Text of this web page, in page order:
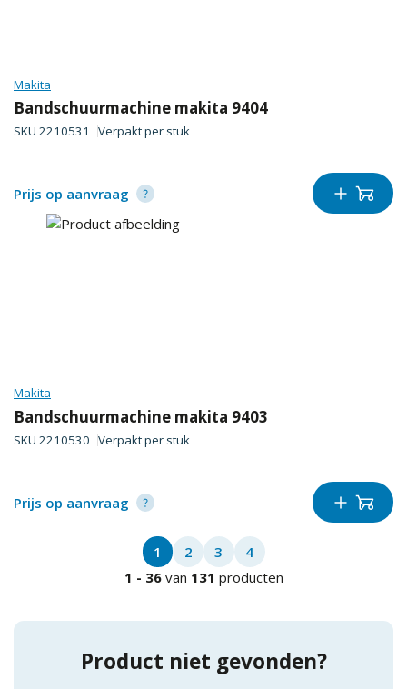
Makita
Bandschuurmachine makita 9404
SKU 2210531 Verpakt per stuk
Prijs op aanvraag
Makita
Bandschuurmachine makita 9403
SKU 2210530 Verpakt per stuk
Prijs op aanvraag
1 2 3
4
1 - 36van 131 producten
Product niet gevonden?